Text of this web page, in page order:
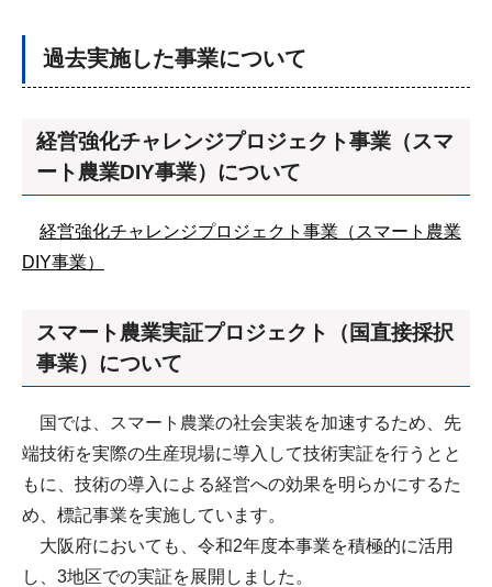
過去実施した事業について
経営強化チャレンジプロジェクト事業（スマ
ート農業DIY事業）について
経営強化チャレンジプロジェクト事業（スマート農業
DIY事業）
スマート農業実証プロジェクト（国直接採択
事業）について
国では、スマート農業の社会実装を加速するため、先
端技術を実際の生産現場に導入して技術実証を行うとと
もに、技術の導入による経営への効果を明らかにするた
め、標記事業を実施しています。
大阪府においても、令和2年度本事業を積極的に活用
し、3地区での実証を展開しました。